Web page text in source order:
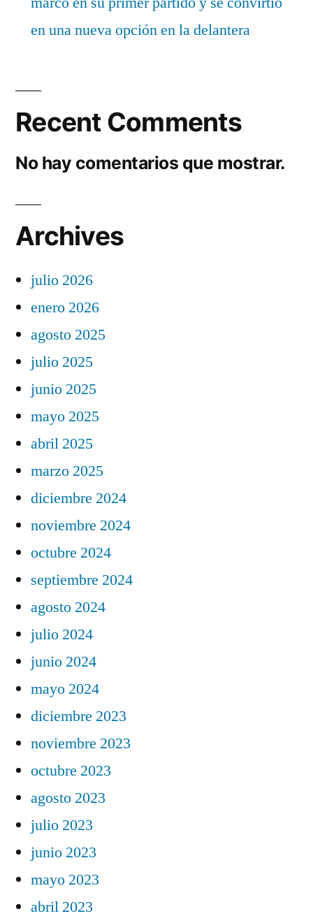
en una nueva opción en la delantera
Recent Comments
No hay comentarios que mostrar.
Archives
julio 2026
enero 2026
agosto 2025
julio 2025
junio 2025
mayo 2025
abril 2025
marzo 2025
diciembre 2024
noviembre 2024
octubre 2024
septiembre 2024
agosto 2024
julio 2024
junio 2024
mayo 2024
diciembre 2023
noviembre 2023
octubre 2023
agosto 2023
julio 2023
junio 2023
mayo 2023
abril 2023